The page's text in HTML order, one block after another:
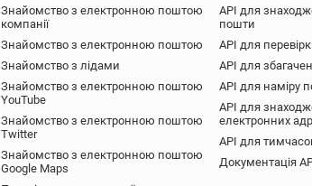
m********@univ-poitiers.fr
i***********@univ-poitiers.fr
j*********@univ-poitiers.fr
t************@univ-poitiers.fr
a*****@univ-poitiers.fr
g*********@univ-poitiers.fr
t************@univ-poitiers.fr
Знайомство з електронною поштою
компанії
Знайомство з електронною поштою
Знайомство з лідами
Знайомство з електронною поштою
YouTube
Знайомство з електронною поштою
Twitter
Знайомство з електронною поштою
Google Maps
API для
пошти
API для
API для
API для наміру
API для
електронних
API для
Документація